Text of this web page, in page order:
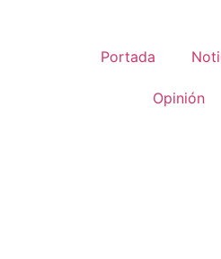
Portada
Opinión